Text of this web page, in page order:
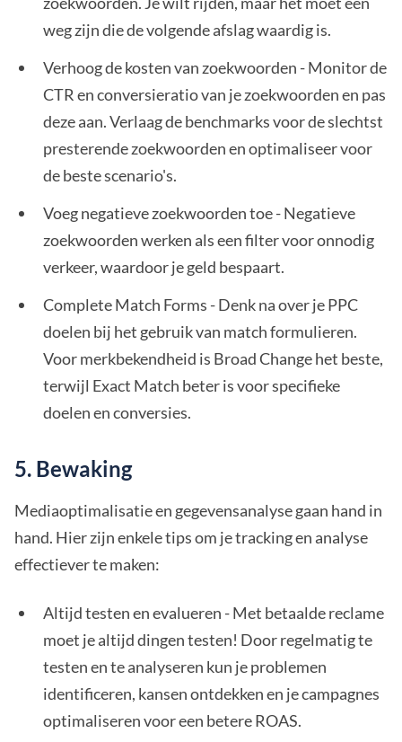
weg zijn die de volgende afslag waardig is.
Verhoog de kosten van zoekwoorden - Monitor de
CTR en conversieratio van je zoekwoorden en pas
deze aan. Verlaag de benchmarks voor de slechtst
presterende zoekwoorden en optimaliseer voor
de beste scenario's.
Voeg negatieve zoekwoorden toe - Negatieve
zoekwoorden werken als een filter voor onnodig
verkeer, waardoor je geld bespaart.
Complete Match Forms - Denk na over je PPC
doelen bij het gebruik van match formulieren.
Voor merkbekendheid is Broad Change het beste,
terwijl Exact Match beter is voor specifieke
doelen en conversies.
5. Bewaking
Mediaoptimalisatie en gegevensanalyse gaan hand in
hand. Hier zijn enkele tips om je tracking en analyse
effectiever te maken:
Altijd testen en evalueren - Met betaalde reclame
moet je altijd dingen testen! Door regelmatig te
testen en te analyseren kun je problemen
identificeren, kansen ontdekken en je campagnes
optimaliseren voor een betere ROAS.